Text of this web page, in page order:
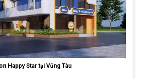
Happy Star tại Vũng Tàu